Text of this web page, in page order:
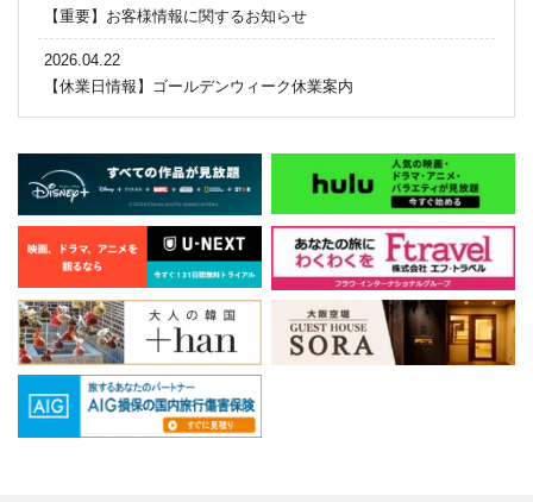
【重要】お客様情報に関するお知らせ
2026.04.22
【休業日情報】ゴールデンウィーク休業案内